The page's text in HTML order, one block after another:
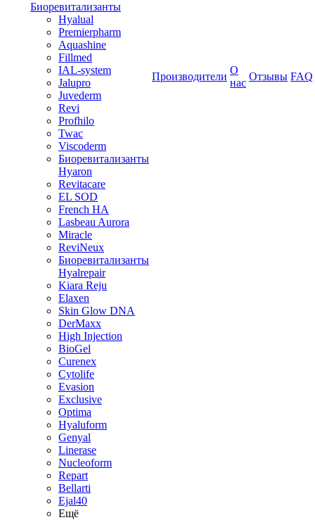
Биоревитализанты
Hyalual
Premierpharm
Aquashine
Fillmed
IAL-system
Jalupro
Juvederm
Revi
Profhilo
Twac
Viscoderm
Биоревитализанты
Hyaron
Revitacare
EL SOD
French HA
Lasbeau Aurora
Miracle
ReviNeux
Биоревитализанты
Hyalrepair
Kiara Reju
Elaxen
Skin Glow DNA
DerMaxx
High Injection
BioGel
Curenex
Cytolife
Evasion
Exclusive
Optima
Hyaluform
Genyal
Linerase
Nucleoform
Repart
Bellarti
Ejal40
Ещё
Производители
О
нас
Отзывы FAQ